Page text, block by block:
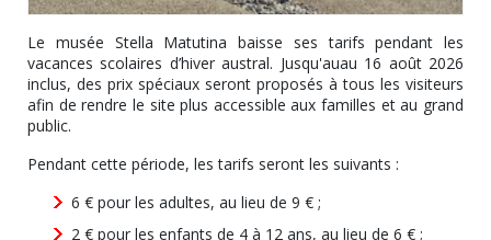
Le musée Stella Matutina baisse ses tarifs pendant les
vacances scolaires d’hiver austral. Jusqu'auau 16 août 2026
inclus, des prix spéciaux seront proposés à tous les visiteurs
afin de rendre le site plus accessible aux familles et au grand
public.
Pendant cette période, les tarifs seront les suivants :
6 € pour les adultes, au lieu de 9 € ;
2 € pour les enfants de 4 à 12 ans, au lieu de 6 € ;